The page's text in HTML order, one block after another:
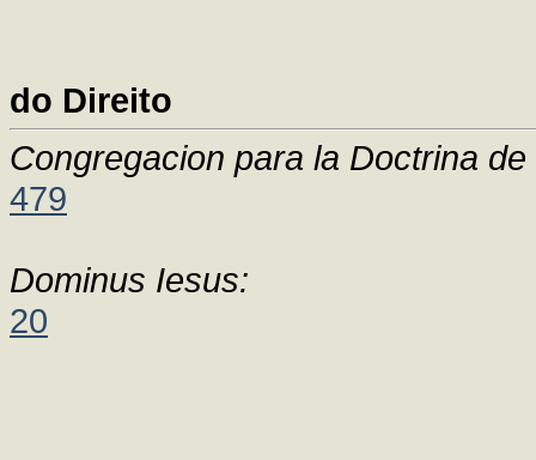
do Direito
Congregacion para la Doctrina de
479
Dominus Iesus:
20